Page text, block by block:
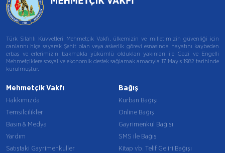
Türk Silahlı Kuvvetleri Mehmetçik Vakfı, ülkemizin ve milletimizin güvenliği için
canlarını hiçe sayarak Şehit olan veya askerlik görevi esnasında hayatını kaybeden
erbaş ve erlerimizin bakmakla yükümlü oldukları yakınları ile Gazi ve Engelli
Mehmetçiklere sosyal ve ekonomik destek sağlamak amacıyla 17 Mayıs 1982 tarihinde
kurulmuştur.
Mehmetçik Vakfı
Hakkımızda
Temsilcilikler
Basın & Medya
Yardım
Satıştaki Gayrimenkuller
Bağış
Kurban Bağışı
Online Bağış
Gayrimenkul Bağışı
SMS ile Bağış
Kitap vb. Telif Geliri Bağışı